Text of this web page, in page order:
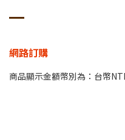
網路訂購
商品顯示金額幣別為：台幣